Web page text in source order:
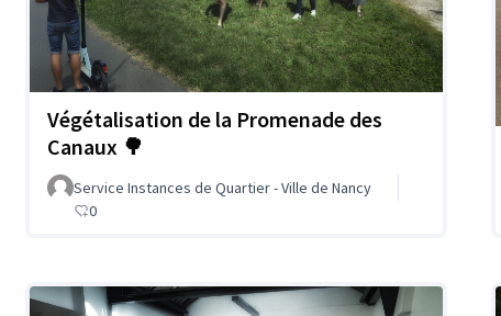
Végétalisation de la Promenade des
Canaux 🌳
Service Instances de Quartier - Ville de Nancy
0